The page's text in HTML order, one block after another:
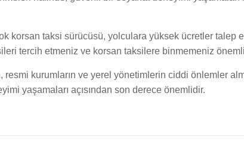
korsan taksi sürücüsü, yolculara yüksek ücretler talep
tercih etmeniz ve korsan taksilere binmemeniz
kurumların ve yerel yönetimlerin ciddi önlemler
yaşamaları açısından son derece önemlidir.